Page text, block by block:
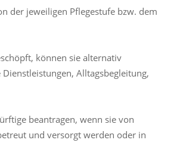
der jeweiligen Pflegestufe bzw. dem
können sie alternativ
Alltagsbegleitung,
beantragen, wenn sie von
und versorgt werden oder in